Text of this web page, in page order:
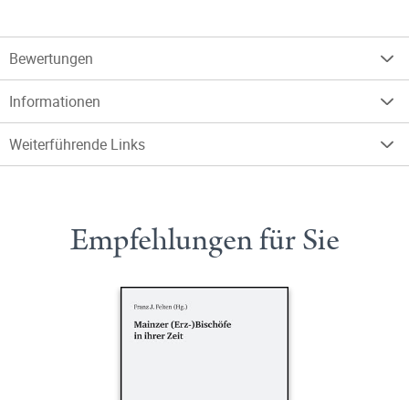
Bewertungen
Informationen
Weiterführende Links
Empfehlungen für Sie